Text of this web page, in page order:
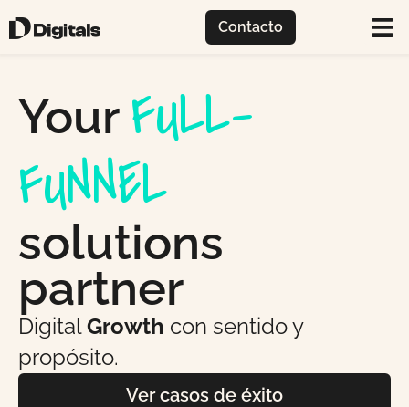
Contacto
Your FULL-
FUNNEL
solutions
partner
DigitalGrowth con sentido y
propósito.
Ver casos de éxito